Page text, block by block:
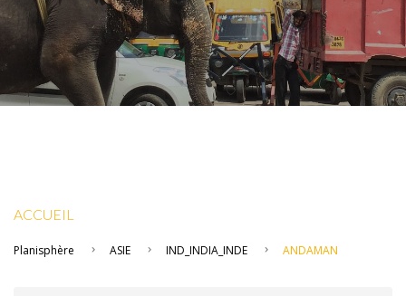
ACCUEIL
Planisphère ASIE IND_INDIA_INDE ANDAMAN